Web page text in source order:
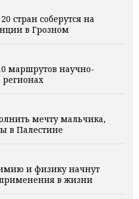
стран соберутся на
в Грозном
маршрутов научно-
регионах
мечту мальчика,
в Палестине
и физику начнут
в жизни